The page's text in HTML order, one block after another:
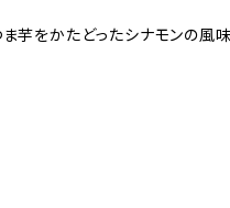
ま芋をかたどったシナモンの風